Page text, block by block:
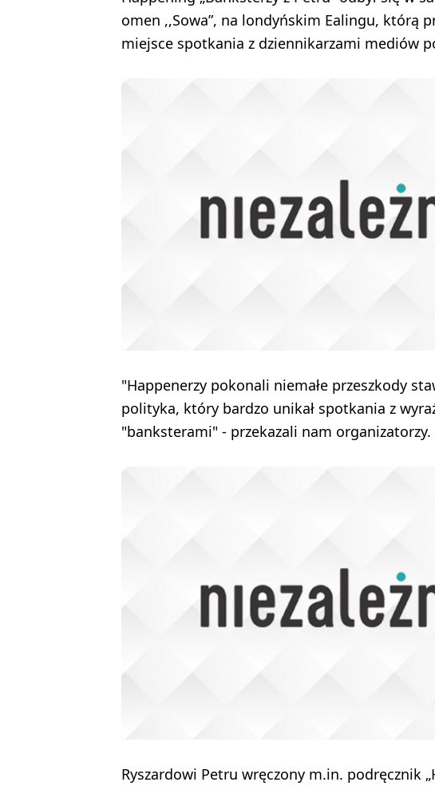
omen ,,Sowa”, na londyńskim Ealingu, którą
miejsce spotkania z dziennikarzami mediów
"Happenerzy pokonali niemałe przeszkody
polityka, który bardzo unikał spotkania z
"banksterami" - przekazali nam organizatorzy.
Ryszardowi Petru wręczony m.in. podręcznik